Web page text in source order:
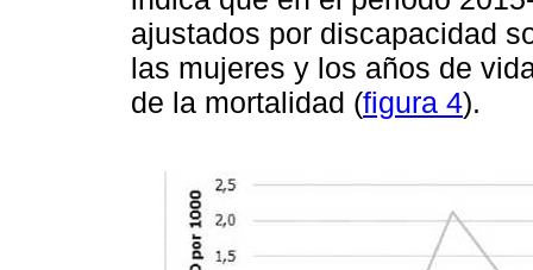
ajustados por discapacidad
las mujeres y los años de
de la mortalidad (figura 4).